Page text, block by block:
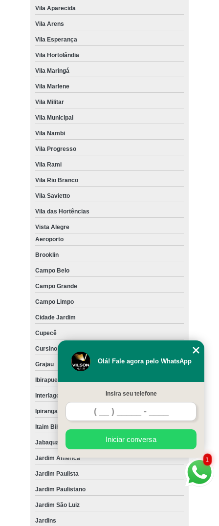
Vila Aparecida
Vila Arens
Vila Esperança
Vila Hortolândia
Vila Maringá
Vila Marlene
Vila Militar
Vila Municipal
Vila Nambi
Vila Progresso
Vila Rami
Vila Rio Branco
Vila Savietto
Vila das Hortências
Vista Alegre
Aeroporto
Brooklin
Campo Belo
Campo Grande
Campo Limpo
Cidade Jardim
Cupecê
Cursino
Grajau
Ibirapuera
Interlagos
Ipiranga
Itaim Bibi
Jabaquara
Jardim América
Jardim Paulista
Jardim Paulistano
Jardim São Luiz
Jardins
1
Olá! Fale agora pelo WhatsApp
Insira seu telefone
Iniciar conversa